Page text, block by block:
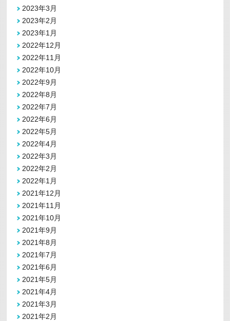
2023年3月
2023年2月
2023年1月
2022年12月
2022年11月
2022年10月
2022年9月
2022年8月
2022年7月
2022年6月
2022年5月
2022年4月
2022年3月
2022年2月
2022年1月
2021年12月
2021年11月
2021年10月
2021年9月
2021年8月
2021年7月
2021年6月
2021年5月
2021年4月
2021年3月
2021年2月